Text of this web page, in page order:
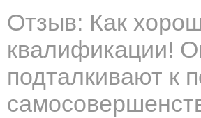
Отзыв: Как
квалификации!
подталкивают к